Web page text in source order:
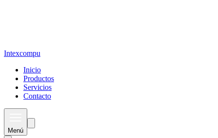
Intexcompu
Inicio
Productos
Servicios
Contacto
Menú